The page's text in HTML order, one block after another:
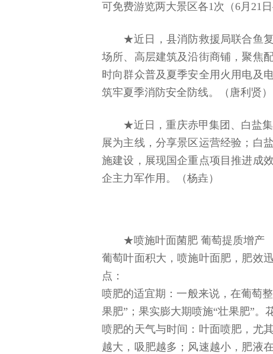
可免费游览两大景区各1次（6月21
★近日，县消防救援局联合鱼
场所、高层建筑及沿街商铺，聚焦
时向群众普及夏季安全用火用电及
筑牢夏季消防安全防线。（唐利贤）
★近日，重庆赤甲集团、白盐
展为主线，分享景区运营经验；白
施建设，展现国企重点项目推进成
企主力军作用。（杨垚）
★喷施叶面菌肥 葡萄提质增产
葡萄叶面积大，喷施叶面肥，肥效
点：
喷肥的适宜期：一般来说，在葡萄
果肥”；果实膨大期喷施“壮果肥”。
喷肥的天气与时间：叶面喷肥，尤
越大，吸肥越多；风速越小，肥液